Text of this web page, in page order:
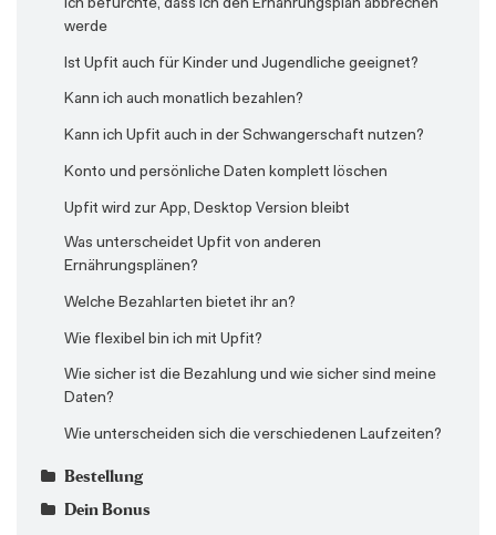
Was ist die Alternativen-Funktion?
Was ist die Vorkochfunktion?
Was kann ich tun, wenn sich Rezepte ständig
Ernährungsplänen?
Welche Bezahlarten bietet ihr an?
Wie bekomme ich mehr Abwechslung in den Plan?
Mahlzeiten?
Wie funktioniert die Favoriten-Funktion (Kochbuch)
für Mahlzeiten?
Wie funktioniert die Portions-Funktion für
Wie kann ich meinen Plan anpassen?
Für wen sind Ernährungspläne zur Körperdefinition
geeignet?
Gibt es bei dem 24 Monate Plan immer wieder neue
geeignet?
Welcher Ernährungsplan eignet sich zum Fettabbau?
Laufzeiten?
Ich befürchte, dass ich den Ernährungsplan abbrechen
werde
Ist Upfit auch für Kinder und Jugendliche geeignet?
Kann ich auch monatlich bezahlen?
Kann ich Upfit auch in der Schwangerschaft nutzen?
Konto und persönliche Daten komplett löschen
Upfit wird zur App, Desktop Version bleibt
Was unterscheidet Upfit von anderen
Ernährungsplänen?
Welche Bezahlarten bietet ihr an?
Wie flexibel bin ich mit Upfit?
Wie sicher ist die Bezahlung und wie sicher sind meine
Daten?
Wie unterscheiden sich die verschiedenen Laufzeiten?
Bestellung
Kündigung & Widerruf
Bezahlung
Laufzeit
Geldzurückerstattung bei Kauf über App Store
Dein Bonus